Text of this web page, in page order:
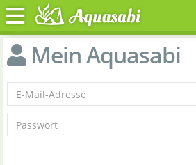
Mein Aquasabi